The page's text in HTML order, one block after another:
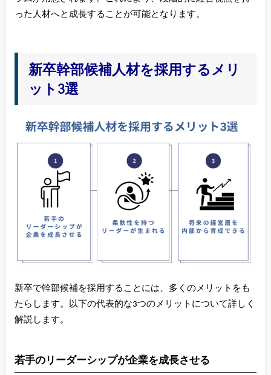
った人材へと成長することが可能となります。
新卒幹部候補人材を採用するメリ
ット3選
新卒で幹部候補を採用することには、多くのメリットをも
たらします。以下の代表的な3つのメリットについて詳しく
解説します。
若手のリーダーシップが企業を成長させる